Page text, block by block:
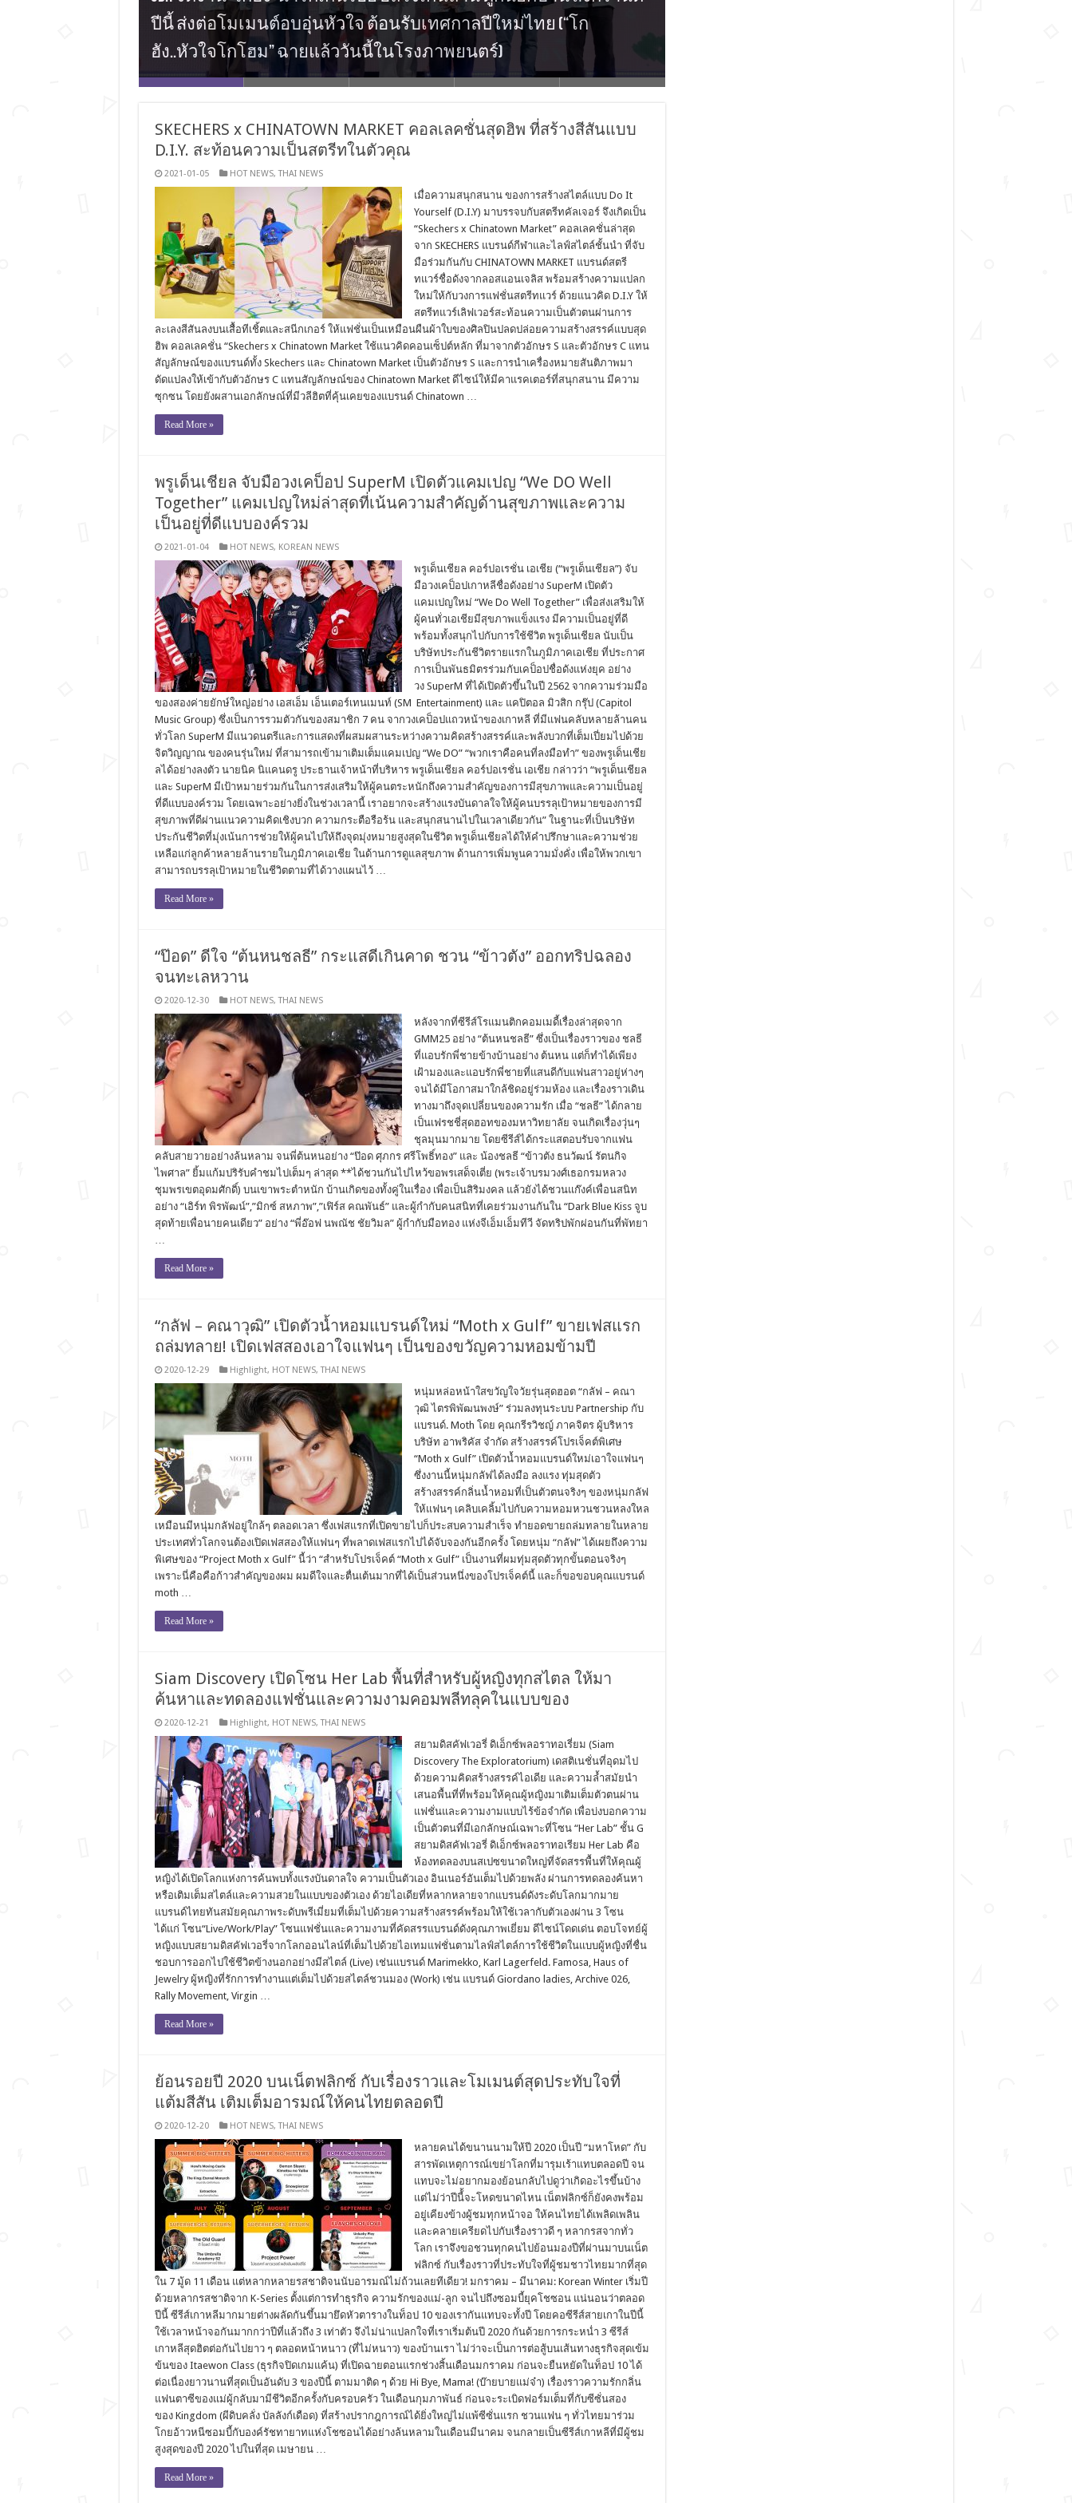
ปีนี้ ส่งต่อโมเมนต์อบอุ่นหัวใจ ต้อนรับเทศกาลปีใหม่ไทย (“โก
ฮัง..หัวใจโกโฮม” ฉายแล้ววันนี้ในโรงภาพยนตร์)
จากพระเอกไทยสู่เวทีระดับเอเชีย “หมาก ปริญ” คว้ารางวัลใหญ่จาก
เวที WEIBO GALA 2025
เตรียมพร้อมรับแรงกระแทกความสนุกกับ “WINNER” ที่มาเยือนไทยอีก
ครั้งในงาน WINNER [OUR MOMENT] 2025 ASIA CONCERT IN BANGKOK
BY:D ไทย เตรียมตัวให้พร้อม “บัง เยดัม” กลับมาหาอีกครั้ง ใน 2025 BANG
YEDAM FAN CONCERT [DAM LAND] IN BANGKOK
8 สาว ชวนแฟน ๆ มาดูความแกรม ความอลัง ในงาน “GLOW UP GLAM UP
CONCERT” 27 กรกฎาคม
SKECHERS x CHINATOWN MARKET คอลเลคชั่นสุดฮิพ ที่สร้างสีสันแบบ
D.I.Y. สะท้อนความเป็นสตรีทในตัวคุณ
2021-01-05 HOT NEWS,THAI NEWS
เมื่อความสนุกสนาน ของการสร้างสไตล์แบบ Do It
Yourself (D.I.Y) มาบรรจบกับสตรีทคัลเจอร์ จึงเกิดเป็น
“Skechers x Chinatown Market” คอลเลคชั่นล่าสุด
จาก SKECHERS แบรนด์กีฬาและไลฟ์สไตล์ชั้นนำ ที่จับ
มือร่วมกันกับ CHINATOWN MARKET แบรนด์สตรี
ทแวร์ชื่อดังจากลอสแอนเจลิส พร้อมสร้างความแปลก
ใหม่ให้กับวงการแฟชั่นสตรีทแวร์ ด้วยแนวคิด D.I.Y ให้
สตรีทแวร์เลิฟเวอร์สะท้อนความเป็นตัวตนผ่านการ
ละเลงสีสันลงบนเสื้อทีเชิ้ตและสนีกเกอร์ ให้แฟชั่นเป็นเหมือนผืนผ้าใบของศิลปินปลดปล่อยความสร้างสรรค์แบบสุด
ฮิพ คอลเลคชั่น “Skechers x Chinatown Market ใช้แนวคิดคอนเซ็ปต์หลัก ที่มาจากตัวอักษร S และตัวอักษร C แทน
สัญลักษณ์ของแบรนด์ทั้ง Skechers และ Chinatown Market เป็นตัวอักษร S และการนำเครื่องหมายสันติภาพมา
ดัดแปลงให้เข้ากับตัวอักษร C แทนสัญลักษณ์ของ Chinatown Market ดีไซน์ให้มีคาแรคเตอร์ที่สนุกสนาน มีความ
ซุกซน โดยยังผสานเอกลักษณ์ที่มีวลีฮิตที่คุ้นเคยของแบรนด์ Chinatown …
Read More »
พรูเด็นเชียล จับมือวงเคป็อป SuperM เปิดตัวแคมเปญ “We DO Well
Together” แคมเปญใหม่ล่าสุดที่เน้นความสำคัญด้านสุขภาพและความ
เป็นอยู่ที่ดีแบบองค์รวม
2021-01-04 HOT NEWS, KOREAN NEWS
พรูเด็นเชียล คอร์ปอเรชั่น เอเชีย (“พรูเด็นเชียล”) จับ
มือวงเคป็อปเกาหลีชื่อดังอย่าง SuperM เปิดตัว
แคมเปญใหม่ “We Do Well Together” เพื่อส่งเสริมให้
ผู้คนทั่วเอเชียมีสุขภาพแข็งแรง มีความเป็นอยู่ที่ดี
พร้อมทั้งสนุกไปกับการใช้ชีวิต พรูเด็นเชียล นับเป็น
บริษัทประกันชีวิตรายแรกในภูมิภาคเอเชีย ที่ประกาศ
การเป็นพันธมิตรร่วมกับเคป็อปชื่อดังแห่งยุค อย่าง
วง SuperM ที่ได้เปิดตัวขึ้นในปี 2562 จากความร่วมมือ
ของสองค่ายยักษ์ใหญ่อย่าง เอสเอ็ม เอ็นเตอร์เทนเมนท์ (SM Entertainment) และ แคปิตอล มิวสิก กรุ๊ป (Capitol
Music Group) ซึ่งเป็นการรวมตัวกันของสมาชิก 7 คน จากวงเคป็อปแถวหน้าของเกาหลี ที่มีแฟนคลับหลายล้านคน
ทั่วโลก SuperM มีแนวดนตรีและการแสดงที่ผสมผสานระหว่างความคิดสร้างสรรค์และพลังบวกที่เต็มเปี่ยมไปด้วย
จิตวิญญาณ ของคนรุ่นใหม่ ที่สามารถเข้ามาเติมเต็มแคมเปญ “We DO” “พวกเราคือคนที่ลงมือทำ” ของพรูเด็นเชีย
ลได้อย่างลงตัว นายนิค นิแคนดรู ประธานเจ้าหน้าที่บริหาร พรูเด็นเชียล คอร์ปอเรชั่น เอเชีย กล่าวว่า “พรูเด็นเชียล
และ SuperM มีเป้าหมายร่วมกันในการส่งเสริมให้ผู้คนตระหนักถึงความสำคัญของการมีสุขภาพและความเป็นอยู่
ที่ดีแบบองค์รวม โดยเฉพาะอย่างยิ่งในช่วงเวลานี้ เราอยากจะสร้างแรงบันดาลใจให้ผู้คนบรรลุเป้าหมายของการมี
สุขภาพที่ดีผ่านแนวความคิดเชิงบวก ความกระตือรือร้น และสนุกสนานไปในเวลาเดียวกัน” ในฐานะที่เป็นบริษัท
ประกันชีวิตที่มุ่งเน้นการช่วยให้ผู้คนไปให้ถึงจุดมุ่งหมายสูงสุดในชีวิต พรูเด็นเชียลได้ให้คำปรึกษาและความช่วย
เหลือแก่ลูกค้าหลายล้านรายในภูมิภาคเอเชีย ในด้านการดูแลสุขภาพ ด้านการเพิ่มพูนความมั่งคั่ง เพื่อให้พวกเขา
สามารถบรรลุเป้าหมายในชีวิตตามที่ได้วางแผนไว้ …
Read More »
“ป๊อด” ดีใจ “ต้นหนชลธี” กระแสดีเกินคาด ชวน “ข้าวตัง” ออกทริปฉลอง
จนทะเลหวาน
2020-12-30 HOT NEWS,THAI NEWS
หลังจากที่ซีรีส์โรแมนติกคอมเมดี้เรื่องล่าสุดจาก
GMM25 อย่าง “ต้นหนชลธี” ซึ่งเป็นเรื่องราวของ ชลธี
ที่แอบรักพี่ชายข้างบ้านอย่าง ต้นหน แต่ก็ทำได้เพียง
เฝ้ามองและแอบรักพี่ชายที่แสนดีกับแฟนสาวอยู่ห่างๆ
จนได้มีโอกาสมาใกล้ชิดอยู่ร่วมห้อง และเรื่องราวเดิน
ทางมาถึงจุดเปลี่ยนของความรัก เมื่อ “ชลธี” ได้กลาย
เป็นเฟรชชี่สุดฮอทของมหาวิทยาลัย จนเกิดเรื่องวุ่นๆ
ชุลมุนมากมาย โดยซีรีส์ได้กระแสตอบรับจากแฟน
คลับสายวายอย่างล้นหลาม จนพี่ต้นหนอย่าง “ป๊อด ศุภกร ศรีโพธิ์ทอง” และ น้องชลธี “ข้าวตัง ธนวัฒน์ รัตนกิจ
ไพศาล” ยิ้มแก้มปริรับคำชมไปเต็มๆ ล่าสุด **ได้ชวนกันไปไหว้ขอพรเสด็จเตี่ย (พระเจ้าบรมวงศ์เธอกรมหลวง
ชุมพรเขตอุดมศักดิ์) บนเขาพระตำหนัก บ้านเกิดของทั้งคู่ในเรื่อง เพื่อเป็นสิริมงคล แล้วยังได้ชวนแก๊งค์เพื่อนสนิท
อย่าง “เอิร์ท พิรพัฒน์”,”มิกซ์ สหภาพ”,”เฟิร์ส คณพันธ์” และผู้กำกับคนสนิทที่เคยร่วมงานกันใน “Dark Blue Kiss จูบ
สุดท้ายเพื่อนายคนเดียว” อย่าง “พี่อ๊อฟ นพณัช ชัยวิมล” ผู้กำกับมือทอง แห่งจีเอ็มเอ็มทีวี จัดทริปพักผ่อนกันที่พัทยา
…
Read More »
“กลัฟ – คณาวุฒิ” เปิดตัวน้ำหอมแบรนด์ใหม่ “Moth x Gulf” ขายเฟสแรก
ถล่มทลาย! เปิดเฟสสองเอาใจแฟนๆ เป็นของขวัญความหอมข้ามปี
2020-12-29 Highlight, HOT NEWS,THAI NEWS
หนุ่มหล่อหน้าใสขวัญใจวัยรุ่นสุดฮอต “กลัฟ – คณา
วุฒิ ไตรพิพัฒนพงษ์” ร่วมลงทุนระบบ Partnership กับ
แบรนด์. Moth โดย คุณกรีรวิชญ์ ภาคจิตร ผู้บริหาร
บริษัท อาพริคัส จำกัด สร้างสรรค์โปรเจ็คต์พิเศษ
“Moth x Gulf” เปิดตัวน้ำหอมแบรนด์ใหม่เอาใจแฟนๆ
ซึ่งงานนี้หนุ่มกลัฟได้ลงมือ ลงแรง ทุ่มสุดตัว
สร้างสรรค์กลิ่นน้ำหอมที่เป็นตัวตนจริงๆ ของหนุ่มกลัฟ
ให้แฟนๆ เคลิบเคลิ้มไปกับความหอมหวนชวนหลงใหล
เหมือนมีหนุ่มกลัฟอยู่ใกล้ๆ ตลอดเวลา ซึ่งเฟสแรกที่เปิดขายไปก็ประสบความสำเร็จ ทำยอดขายถล่มทลายในหลาย
ประเทศทั่วโลกจนต้องเปิดเฟสสองให้แฟนๆ ที่พลาดเฟสแรกไปได้จับจองกันอีกครั้ง โดยหนุ่ม “กลัฟ” ได้เผยถึงความ
พิเศษของ “Project Moth x Gulf” นี้ว่า “สำหรับโปรเจ็คต์ “Moth x Gulf” เป็นงานที่ผมทุ่มสุดตัวทุกขั้นตอนจริงๆ
เพราะนี่คือคือก้าวสำคัญของผม ผมดีใจและตื่นเต้นมากที่ได้เป็นส่วนหนึ่งของโปรเจ็คต์นี้ และก็ขอขอบคุณแบรนด์
moth …
Read More »
Siam Discovery เปิดโซน Her Lab พื้นที่สําหรับผู้หญิงทุกสไตล ให้มา
ค้นหาและทดลองแฟชั่นและความงามคอมพลีทลุคในแบบของ
2020-12-21 Highlight, HOT NEWS,THAI NEWS
สยามดิสคัฟเวอรี่ ดิเอ็กซ์พลอราทอเรี่ยม (Siam
Discovery The Exploratorium) เดสติเนชั่นที่อุดมไป
ด้วยความคิดสร้างสรรค์ไอเดีย และความล้ำสมัยนํา
เสนอพื้นที่ที่พร้อมให้คุณผู้หญิงมาเติมเต็มตัวตนผ่าน
แฟชั่นและความงามแบบไร้ข้อจํากัด เพื่อบ่งบอกความ
เป็นตัวตนที่มีเอกลักษณ์เฉพาะที่โซน “Her Lab” ชั้น G
สยามดิสคัฟเวอรี่ ดิเอ็กซ์พลอราทอเรียม Her Lab คือ
ห้องทดลองบนสเปซขนาดใหญ่ที่จัดสรรพื้นที่ให้คุณผู้
หญิงได้เปิดโลกแห่งการค้นพบทั้งแรงบันดาลใจ ความเป็นตัวเอง อินเนอร์อันเต็มไปด้วยพลัง ผ่านการทดลองค้นหา
หรือเติมเต็มสไตล์และความสวยในแบบของตัวเอง ด้วยไอเดียที่หลากหลายจากแบรนด์ดังระดับโลกมากมาย
แบรนด์ไทยทันสมัยคุณภาพระดับพรีเมี่ยมที่เต็มไปด้วยความสร้างสรรค์พร้อมให้ใช้เวลากับตัวเองผ่าน 3 โซน
ได้แก่ โซน“Live/Work/Play” โซนแฟชั่นและความงามที่คัดสรรแบรนด์ดังคุณภาพเยี่ยม ดีไซน์โดดเด่น ตอบโจทย์ผู้
หญิงแบบสยามดิสคัฟเวอรี่จากโลกออนไลน์ที่เต็มไปด้วยไอเทมแฟชั่นตามไลฟ์สไตล์การใช้ชีวิตในแบบผู้หญิงที่ชื่น
ชอบการออกไปใช้ชีวิตข้างนอกอย่างมีสไตล์ (Live) เช่นแบรนด์ Marimekko, Karl Lagerfeld. Famosa, Haus of
Jewelry ผู้หญิงที่รักการทํางานแต่เต็มไปด้วยสไตล์ชวนมอง (Work) เช่น แบรนด์ Giordano ladies, Archive 026,
Rally Movement, Virgin …
Read More »
ย้อนรอยปี 2020 บนเน็ตฟลิกซ์ กับเรื่องราวและโมเมนต์สุดประทับใจที่
แต้มสีสัน เติมเต็มอารมณ์ให้คนไทยตลอดปี
2020-12-20 HOT NEWS,THAI NEWS
หลายคนได้ขนานนามให้ปี 2020 เป็นปี “มหาโหด” กับ
สารพัดเหตุการณ์เขย่าโลกที่มารุมเร้าแทบตลอดปี จน
แทบจะไม่อยากมองย้อนกลับไปดูว่าเกิดอะไรขึ้นบ้าง
แต่ไม่ว่าปีนี้้จะโหดขนาดไหน เน็ตฟลิกซ์ก็ยังคงพร้อม
อยู่เคียงข้างผู้ชมทุกหน้าจอ ให้คนไทยได้เพลิดเพลิน
และคลายเครียดไปกับเรื่องราวดี ๆ หลากรสจากทั่ว
โลก เราจึงขอชวนทุกคนไปย้อนมองปีที่ผ่านมาบนเน็ต
ฟลิกซ์ กับเรื่องราวที่ประทับใจที่ผู้ชมชาวไทยมากที่สุด
ใน 7 มู้ด 11 เดือน แต่หลากหลายรสชาติจนนับอารมณ์ไม่ถ้วนเลยทีเดียว! มกราคม – มีนาคม: Korean Winter เริ่มปี
ด้วยหลากรสชาติจาก K-Series ตั้งแต่การทำธุรกิจ ความรักของแม่-ลูก จนไปถึงซอมบี้ยุคโชซอน แน่นอนว่าตลอด
ปีนี้ ซีรีส์เกาหลีมากมายต่างผลัดกันขึ้นมายึดหัวตารางในท็อป 10 ของเรากันแทบจะทั้งปี โดยคอซีรีส์สายเกาในปีนี้
ใช้เวลาหน้าจอกันมากกว่าปีที่แล้วถึง 3 เท่าตัว จึงไม่น่าแปลกใจที่เราเริ่มต้นปี 2020 กันด้วยการกระหน่ำ 3 ซีรีส์
เกาหลีสุดฮิตต่อกันไปยาว ๆ ตลอดหน้าหนาว (ที่ไม่หนาว) ของบ้านเรา ไม่ว่าจะเป็นการต่อสู้บนเส้นทางธุรกิจสุดเข้ม
ข้นของ Itaewon Class (ธุรกิจปิดเกมแค้น) ที่เปิดฉายตอนแรกช่วงสิ้นเดือนมกราคม ก่อนจะยืนหยัดในท็อป 10 ได้
ต่อเนื่องยาวนานที่สุดเป็นอันดับ 3 ของปีนี้ ตามมาติด ๆ ด้วย Hi Bye, Mama! (บ๊ายบายแม่จ๋า) เรื่องราวความรักกลิ่น
แฟนตาซีของแม่ผู้กลับมามีชีวิตอีกครั้งกับครอบครัว ในเดือนกุมภาพันธ์ ก่อนจะระเบิดฟอร์มเต็มที่กับซีซั่นสอง
ของ Kingdom (ผีดิบคลั่ง บัลลังก์เดือด) ที่สร้างปรากฎการณ์ได้ยิ่งใหญ่ไม่แพ้ซีซั่นแรก ชวนแฟน ๆ ทั่วไทยมาร่วม
โกยอ้าวหนีซอมบี้กับองค์รัชทายาทแห่งโชซอนได้อย่างล้นหลามในเดือนมีนาคม จนกลายเป็นซีรีส์เกาหลีที่มีผู้ชม
สูงสุดของปี 2020 ไปในที่สุด เมษายน …
Read More »